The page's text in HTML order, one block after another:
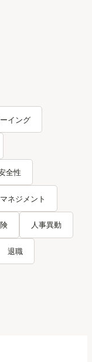
イング
全性
マネジメント
人事異動
退職